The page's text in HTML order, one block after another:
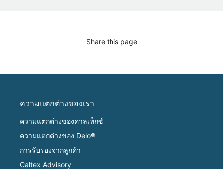
Share this page
ความแตกต่างของเรา
ความแตกต่างของคาลเท็กซ์
ความแตกต่างของ Delo®
การรับรองจากลูกค้า
Caltex Advisory